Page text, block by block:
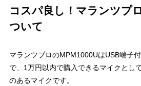
コスパ良し！マランツプ
ついて
マランツプロのMPM1000UはUSB端子
で、1万円以内で購入できるマイクとし
のあるマイクです。